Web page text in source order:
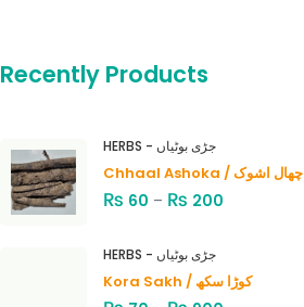
Recently Products
HERBS - جڑی بوٹیاں
Chhaal Ashoka / چھال اشوک
₨ 60 – ₨ 200
HERBS - جڑی بوٹیاں
Kora Sakh / کوڑا سکھ